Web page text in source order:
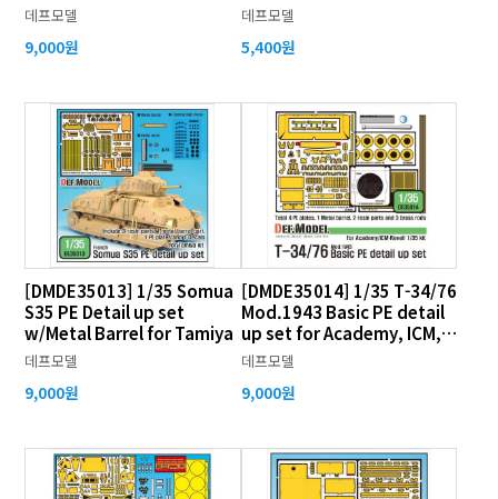
데프모델
9,000원
데프모델
5,400원
[DMDE35013] 1/35 Somua
S35 PE Detail up set
w/Metal Barrel for Tamiya
데프모델
9,000원
[DMDE35014] 1/35 T-34/76
Mod.1943 Basic PE detail
up set for Academy, ICM,
Revell
데프모델
9,000원